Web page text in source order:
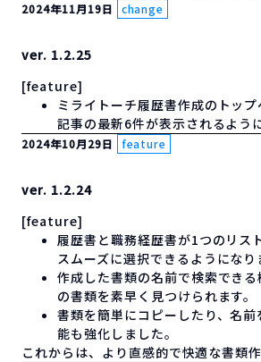
2024年11月19日 change
ver. 1.2.25
[feature]
ミライトーチ履歴書作成のトッ
記事の最新6件が表示されるよう
2024年10月29日 feature
ver. 1.2.24
[feature]
履歴書と職務経歴書が1つのリス
スムーズに選択できるようになり
作成した書類の名前で検索でき
の書類を素早く見つけられます。
書類を簡単にコピーしたり、名
能も強化しました。
これからは、より直感的で快適な書類